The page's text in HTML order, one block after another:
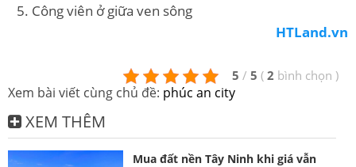
Công viên ở giữa ven sông
HTLand.vn
5 / 5 ( 2 bình chọn )
Xem bài viết cùng chủ đề: phúc an city
XEM THÊM
Mua đất nền Tây Ninh khi giá vẫn